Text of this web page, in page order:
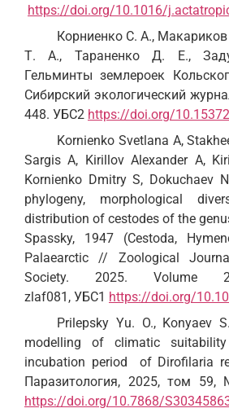
https://doi.org/10.1016/
Корниенко С. А.,
Т. А., Тараненко Д. Е.,
Гельминты землероек
Сибирский экологический
448. УБС2 https://doi.org/
Kornienko Svetlana A,
Sargis A, Kirillov Alexander A,
Kornienko Dmitry S, Dokuchaev
phylogeny, morphological
distribution of cestodes of the
Spassky, 1947 (Cestoda,
Palaearctic // Zoological
Society. 2025. Volume
zlaf081, УБС1 https://doi.org/
Prilepsky Yu. O., Konyaev
modelling of climatic
incubation period of Dirofilaria
Паразитология, 2025, том
https://doi.org/10.7868/